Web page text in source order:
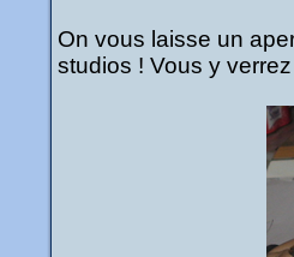
On vous laisse un
studios ! Vous y